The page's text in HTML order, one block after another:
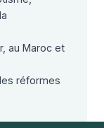
au Maroc et
réformes